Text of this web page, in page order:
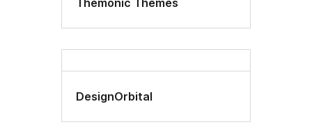
Themonic Themes
DesignOrbital